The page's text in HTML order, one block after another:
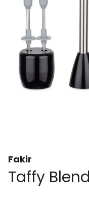
Fakir
Taffy